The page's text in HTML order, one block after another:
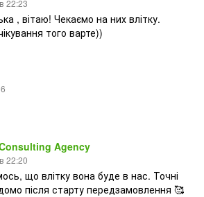
22:23
, вітаю! Чекаємо на них влітку.
того варте))
Agency
22:20
що влітку вона буде в нас. Точні
після старту передзамовлення 🥰